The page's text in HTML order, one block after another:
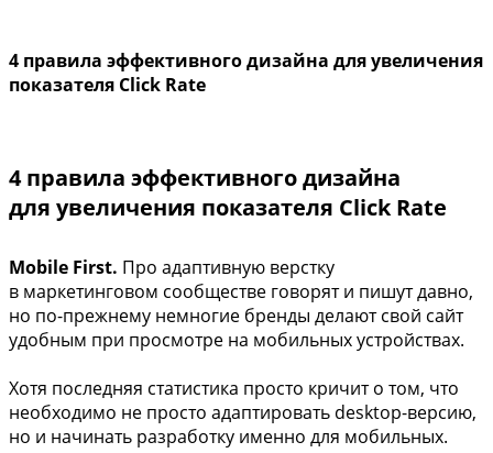
4 правила эффективного дизайна для увеличения
показателя Click Rate
4 правила эффективного дизайна
для увеличения показателя Click Rate
Mobile First. Про адаптивную верстку
в маркетинговом сообществе говорят и пишут давно,
но по-прежнему немногие бренды делают свой сайт
удобным при просмотре на мобильных устройствах.
Хотя последняя статистика просто кричит о том, что
необходимо не просто адаптировать desktop-версию,
но и начинать разработку именно для мобильных.